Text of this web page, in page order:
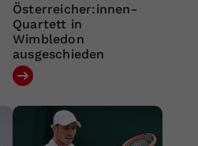
Österreicher:innen-
Quartett in
Wimbledon
ausgeschieden